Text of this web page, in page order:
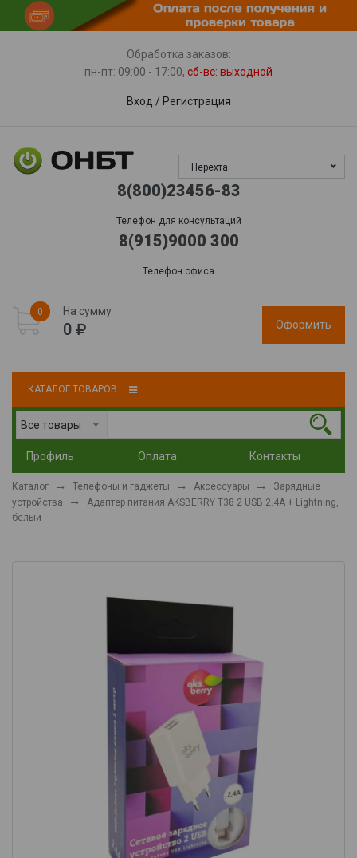
Пункты выдачи Доставка Гарантия, сервис
Обработка заказов:
пн-пт: 09:00 - 17:00, сб-вс: выходной
Вход / Регистрация
Нерехта
8(800)23456-83
Телефон для консультаций
8(915)9000 300
Телефон офиса
0 На сумму
0 Оформить
КАТАЛОГ ТОВАРОВ
Все товары
Профиль Оплата Контакты
Каталог Телефоны и гаджеты Аксессуары
Зарядные
устройства
Адаптер питания AKSBERRY T38 2 USB 2.4A + Lightning,
белый